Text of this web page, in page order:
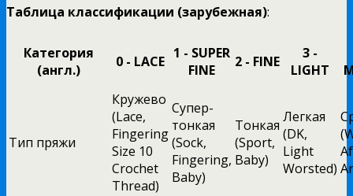
Таблица классификации (зарубежная):
Категория
(англ.)
0 - LACE 1 - SUPER
FINE
2 - FINE
3 -
LIGHT
Тип пряжи
Кружево
(Lace,
Fingering
Size 10
Crochet
Thread)
Супер-
тонкая
(Sock,
Fingering,
Baby)
Тонкая
(Sport,
Baby)
Легкая
(DK,
Light
Worsted)